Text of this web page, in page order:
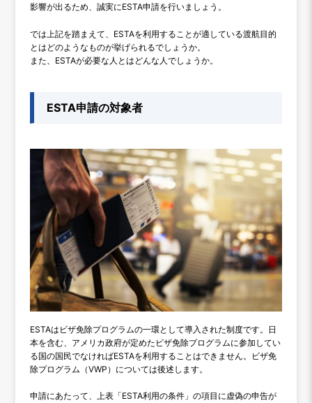
影響が出るため、誠実にESTA申請を行いましょう。
では上記を踏まえて、ESTAを利用することが適している渡航目的
とはどのようなものが挙げられるでしょうか。
また、ESTAが必要な人とはどんな人でしょうか。
ESTA申請の対象者
ESTAはビザ免除プログラムの一環として導入された制度です。日
本を含む、アメリカ政府が定めたビザ免除プログラムに参加してい
る国の国民でなければESTAを利用することはできません。ビザ免
除プログラム（VWP）については後述します。
申請にあたって、上表「ESTA利用の条件」の項目に虚偽の申告が